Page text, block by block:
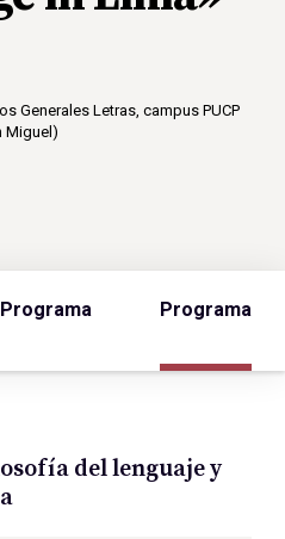
Generales Letras, campus PUCP
Miguel)
Programa Programa
del lenguaje y